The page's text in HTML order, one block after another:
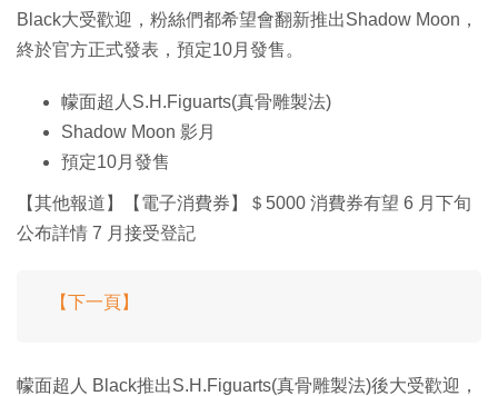
Black大受歡迎，粉絲們都希望會翻新推出Shadow Moon，
終於官方正式發表，預定10月發售。
幪面超人S.H.Figuarts(真骨雕製法)
Shadow Moon 影月
預定10月發售
【其他報道】【電子消費券】＄5000 消費券有望 6 月下旬
公布詳情 7 月接受登記
【下一頁】
幪面超人 Black推出S.H.Figuarts(真骨雕製法)後大受歡迎，